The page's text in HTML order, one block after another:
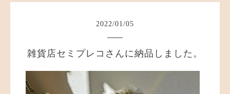
2022/01/05
雑貨店セミプレコさんに納品しました。